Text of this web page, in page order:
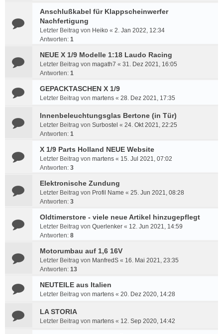
Anschlußkabel für Klappscheinwerfer
Nachfertigung
Letzter Beitrag von Heiko « 2. Jan 2022, 12:34
Antworten: 1
NEUE X 1/9 Modelle 1:18 Laudo Racing
Letzter Beitrag von magath7 « 31. Dez 2021, 16:05
Antworten: 1
GEPACKTASCHEN X 1/9
Letzter Beitrag von martens « 28. Dez 2021, 17:35
Innenbeleuchtungsglas Bertone (in Tür)
Letzter Beitrag von Surbostel « 24. Okt 2021, 22:25
Antworten: 1
X 1/9 Parts Holland NEUE Website
Letzter Beitrag von martens « 15. Jul 2021, 07:02
Antworten: 3
Elektronische Zundung
Letzter Beitrag von Profil Name « 25. Jun 2021, 08:28
Antworten: 3
Oldtimerstore - viele neue Artikel hinzugepflegt
Letzter Beitrag von Querlenker « 12. Jun 2021, 14:59
Antworten: 8
Motorumbau auf 1,6 16V
Letzter Beitrag von ManfredS « 16. Mai 2021, 23:35
Antworten: 13
NEUTEILE aus Italien
Letzter Beitrag von martens « 20. Dez 2020, 14:28
LA STORIA
Letzter Beitrag von martens « 12. Sep 2020, 14:42